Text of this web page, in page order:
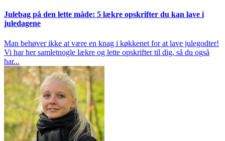
Julebag på den lette måde: 5 lækre opskrifter du kan lave i
juledagene
Man behøver ikke at være en knag i køkkenet for at lave julegodter!
Vi har her samletnogle lækre og lette opskrifter til dig, så du også
har...